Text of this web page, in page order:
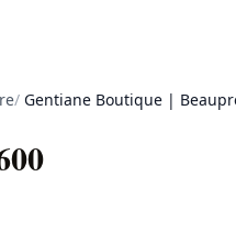
/ Gentiane Boutique |